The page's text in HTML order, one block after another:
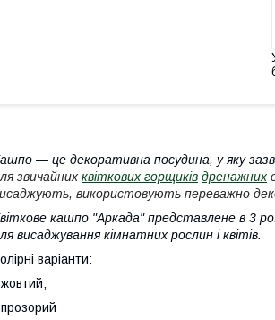
— це декоративна посудина, у яку
звичайних квіткових горщиків дренажних
використовують переважно
кашпо "Аркада" представлене в 3
висаджування кімнатних рослин і квітів.
варіанти: